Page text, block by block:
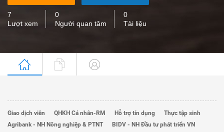
7
Lượt xem
0
Người quan tâm
0
Tài liệu
Giao dịch viên QHKH Cá nhân-RM Hỗ trợ tín dụng
Thực tập sinh
Agribank - NH Nông nghiệp & PTNT
BIDV - NH Đầu tư phát triển VN